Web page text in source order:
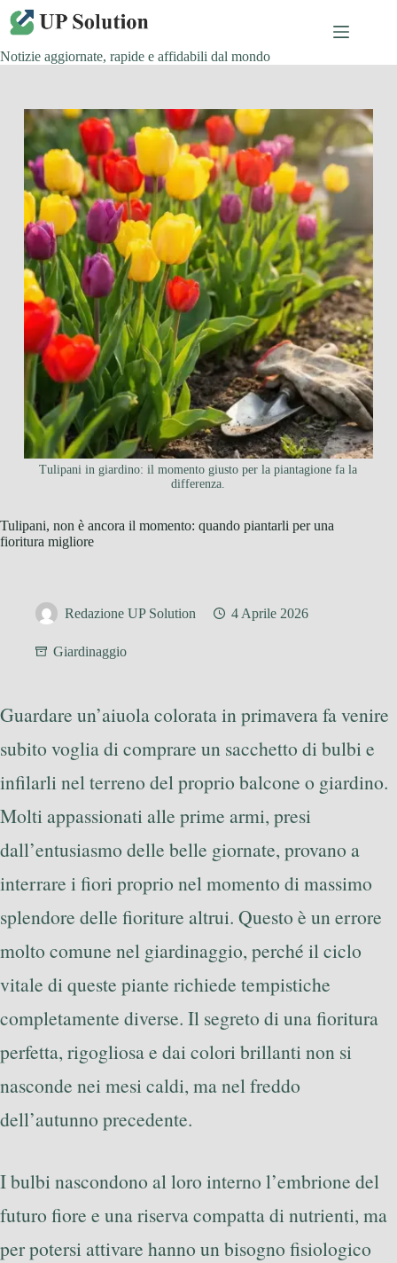
Salta
contenuto
Notizie aggiornate, rapide e affidabili dal mondo
Tulipani in giardino: il momento giusto per la piantagione fa la
differenza.
Tulipani, non è ancora il momento: quando piantarli per una
fioritura migliore
Redazione UP Solution 4 Aprile 2026
Giardinaggio
Guardare un’aiuola colorata in primavera fa venire
subito voglia di comprare un sacchetto di bulbi e
infilarli nel terreno del proprio balcone o giardino.
Molti appassionati alle prime armi, presi
dall’entusiasmo delle belle giornate, provano a
interrare i fiori proprio nel momento di massimo
splendore delle fioriture altrui. Questo è un errore
molto comune nel giardinaggio, perché il ciclo
vitale di queste piante richiede tempistiche
completamente diverse. Il segreto di una fioritura
perfetta, rigogliosa e dai colori brillanti non si
nasconde nei mesi caldi, ma nel freddo
dell’autunno precedente.
I bulbi nascondono al loro interno l’embrione del
futuro fiore e una riserva compatta di nutrienti, ma
per potersi attivare hanno un bisogno fisiologico